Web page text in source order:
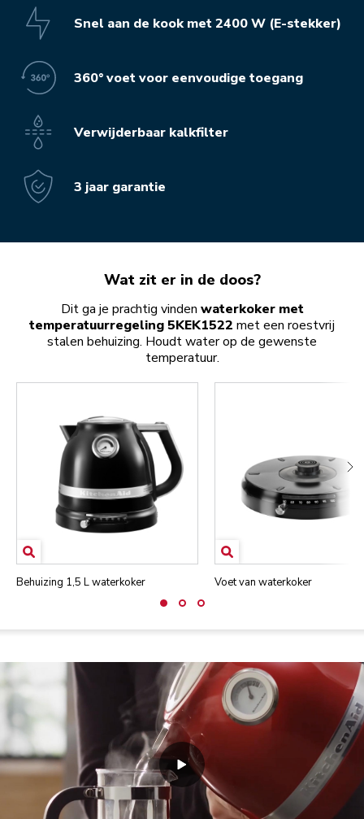
Snel aan de kook met 2400 W (E-stekker)
360° voet voor eenvoudige toegang
Verwijderbaar kalkfilter
3 jaar garantie
Wat zit er in de doos?
Dit ga je prachtig vinden waterkoker met
temperatuurregeling 5KEK1522 met een roestvrij
stalen behuizing. Houdt water op de gewenste
temperatuur.
Behuizing 1,5 L waterkoker Voet van waterkoker